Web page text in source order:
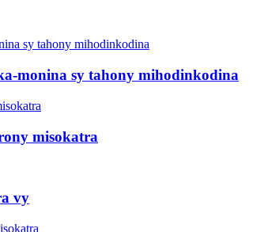
monina sy tahony mihodinkodina
misokatra
vy